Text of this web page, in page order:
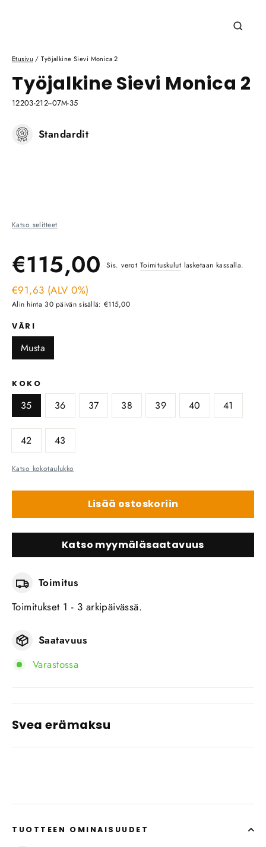
Etusivu / Työjalkine Sievi Monica 2
Työjalkine Sievi Monica 2
12203-212--07M-35
Standardit
Katso selitteet
€115,00Normaali
hinta
hinta
Sis. verot Toimituskulut lasketaan kassalla.
€91,63 (ALV 0%)
Alin hinta 30 päivän sisällä: €115,00
VÄRI
Musta
KOKO
35 36 37 38 39 40 41
42 43
Katso kokotaulukko
Lisää ostoskoriin
Katso myymäläsaatavuus
Toimitus
Toimitukset 1 - 3 arkipäivässä.
Saatavuus
Varastossa
Svea erämaksu
TUOTTEEN OMINAISUUDET